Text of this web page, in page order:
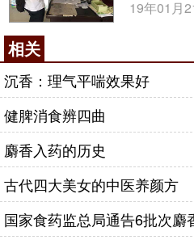
19年01月
相关
沉香：理气平喘效果好
健脾消食辨四曲
麝香入药的历史
古代四大美女的中医养颜方
国家食药监总局通告6批次麝